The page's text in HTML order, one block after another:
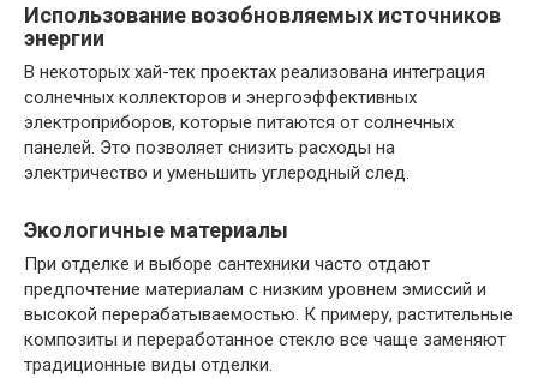
Использование возобновляемых источников
энергии
В некоторых хай-тек проектах реализована интеграция
солнечных коллекторов и энергоэффективных
электроприборов, которые питаются от солнечных
панелей. Это позволяет снизить расходы на
электричество и уменьшить углеродный след.
Экологичные материалы
При отделке и выборе сантехники часто отдают
предпочтение материалам с низким уровнем эмиссий и
высокой перерабатываемостью. К примеру, растительные
композиты и переработанное стекло все чаще заменяют
традиционные виды отделки.